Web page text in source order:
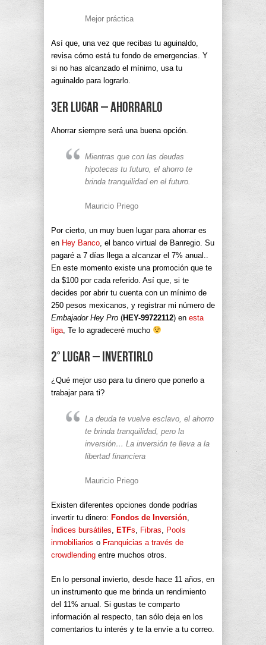
Mejor práctica
Así que, una vez que recibas tu aguinaldo,
revisa cómo está tu fondo de emergencias. Y
si no has alcanzado el mínimo, usa tu
aguinaldo para lograrlo.
3er lugar – Ahorrarlo
Ahorrar siempre será una buena opción.
Mientras que con las deudas
hipotecas tu futuro, el ahorro te
brinda tranquilidad en el futuro.
Mauricio Priego
Por cierto, un muy buen lugar para ahorrar es
en Hey Banco , el banco virtual de Banregio. Su
pagaré a 7 días llega a alcanzar el 7% anual..
En este momento existe una promoción que te
da $100 por cada referido. Así que, si te
decides por abrir tu cuenta con un mínimo de
250 pesos mexicanos, y registrar mi número de
Embajador Hey Pro (HEY-99722112) en esta
liga , Te lo agradeceré mucho
2° lugar – Invertirlo
¿Qué mejor uso para tu dinero que ponerlo a
trabajar para ti?
La deuda te vuelve esclavo, el ahorro
te brinda tranquilidad, pero la
inversión… La inversión te lleva a la
libertad financiera
Mauricio Priego
Existen diferentes opciones donde podrías
invertir tu dinero: Fondos de Inversión
Índices bursátiles
ETFs Fibras
Pools
inmobiliarios o Franquicias a través de
crowdlending entre muchos otros.
En lo personal invierto, desde hace 11 años, en
un instrumento que me brinda un rendimiento
del 11% anual. Si gustas te comparto
información al respecto, tan sólo deja en los
comentarios tu interés y te la envíe a tu correo.